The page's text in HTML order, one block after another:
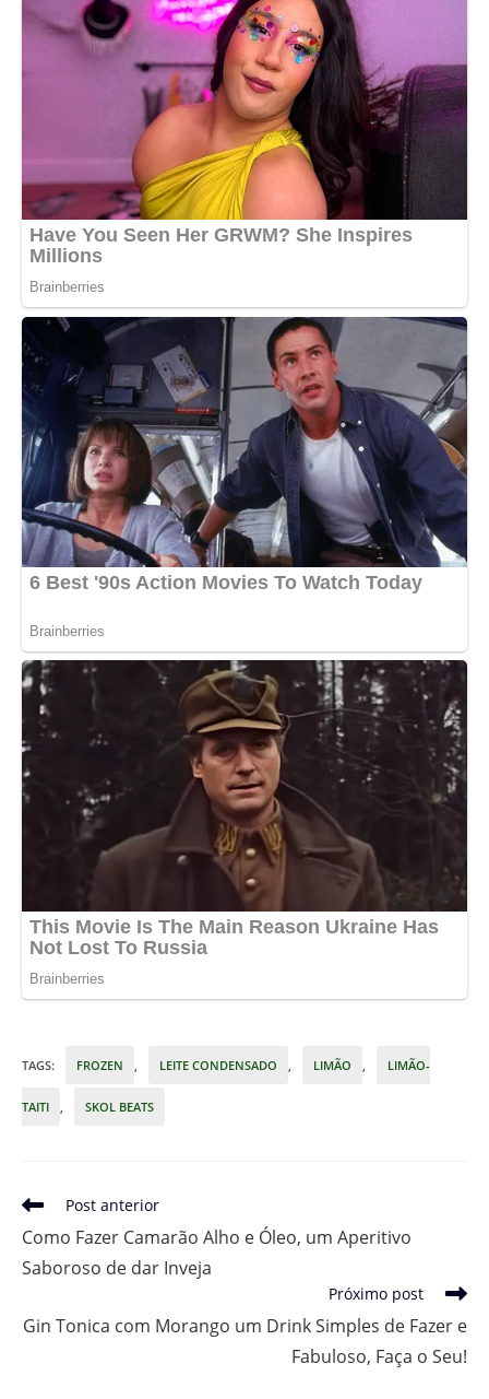
TAGS: FROZEN , LEITE CONDENSADO , LIMÃO , LIMÃO-
TAITI , SKOL BEATS
Leia
artigos
Post anterior
Como Fazer Camarão Alho e Óleo, um Aperitivo
Saboroso de dar Inveja
Próximo post
Gin Tonica com Morango um Drink Simples de Fazer e
Fabuloso, Faça o Seu!